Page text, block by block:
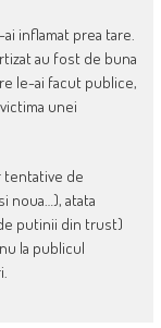
inflamat prea tare.
au fost de buna
le-ai facut publice,
unei
tentative de
noua…), atata
putinii din trust)
la publicul